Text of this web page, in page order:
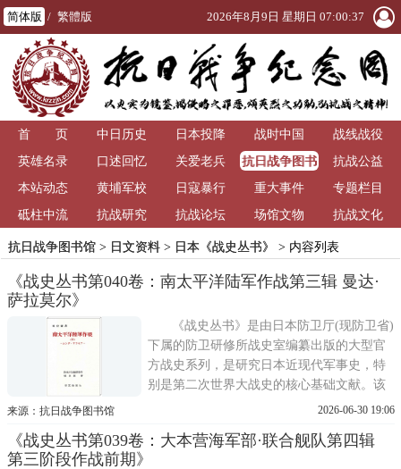
简体版 / 繁體版 2026年8月9日 星期日 07:00:37
首 页 中日历史 日本投降 战时中国
战线战役
英雄名录
口述回忆 关爱老兵
抗日战争图书
馆
抗战公益
本站动态
黄埔军校 日寇暴行 重大事件
专题栏目
砥柱中流
抗战研究 抗战论坛 场馆文物 抗战文化
抗日战争图书馆> 日文资料> 日本《战史丛书》 > 内容列表
《战史丛书第040卷：南太平洋陆军作战第三辑 曼达·
萨拉莫尔》
《战史丛书》是由日本防卫厅(现防卫省)
下属的防卫研修所战史室编纂出版的大型官
方战史系列，是研究日本近现代军事史，特
别是第二次世界大战史的核心基础文献。该
丛书的编纂工作始于1955年，正值日本战后
于系统整理与保存旧日军遗留的大量原始档
来源：抗日战争图书馆 2026-06-30 19:06
《战史丛书第039卷：大本营海军部·联合舰队第四辑
第三阶段作战前期》